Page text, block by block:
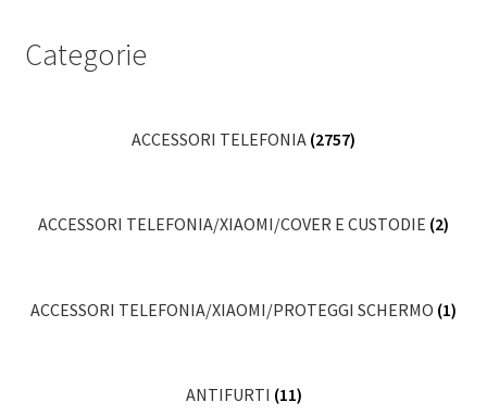
Categorie
ACCESSORI TELEFONIA (2757)
ACCESSORI TELEFONIA/XIAOMI/COVER E CUSTODIE (2)
ACCESSORI TELEFONIA/XIAOMI/PROTEGGI SCHERMO (1)
ANTIFURTI (11)